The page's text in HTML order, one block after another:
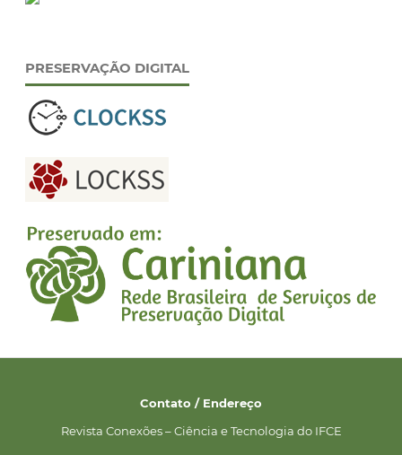
PRESERVAÇÃO DIGITAL
Contato / Endereço
Revista Conexões – Ciência e Tecnologia do IFCE